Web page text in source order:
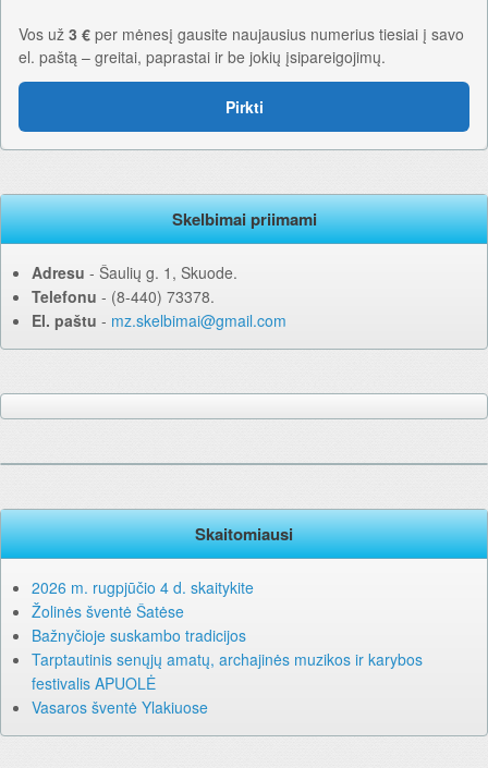
Vos už 3 € per mėnesį gausite naujausius numerius tiesiai į savo
el. paštą – greitai, paprastai ir be jokių įsipareigojimų.
Pirkti
Skelbimai priimami
Adresu ‐ Šaulių g. 1, Skuode.
Telefonu ‐ (8-440) 73378.
El. paštu ‐ mz.skelbimai@gmail.com
Skaitomiausi
2026 m. rugpjūčio 4 d. skaitykite
Žolinės šventė Šatėse
Bažnyčioje suskambo tradicijos
Tarptautinis senųjų amatų, archajinės muzikos ir karybos
festivalis APUOLĖ
Vasaros šventė Ylakiuose